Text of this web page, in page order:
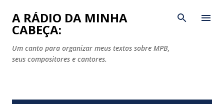
Pular para o conteúdo principal
A RÁDIO DA MINHA
CABEÇA:
Um canto para organizar meus textos sobre MPB,
seus compositores e cantores.